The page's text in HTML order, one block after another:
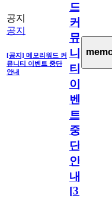
공지
공지
[공지] 메모리워드 커
뮤니티 이벤트 중단
안내
드
커
뮤
니
티
이
벤
트
중
단
안
내
[31